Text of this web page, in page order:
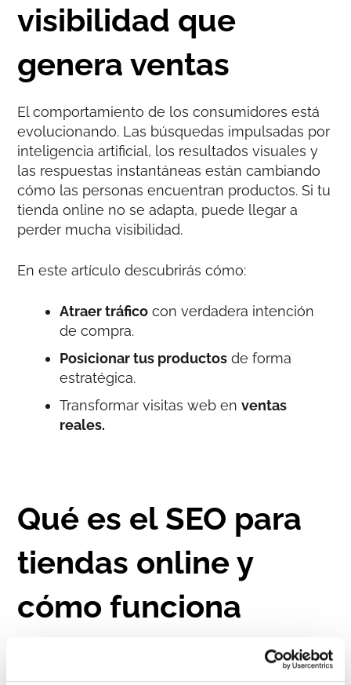
visibilidad que
genera ventas
El comportamiento de los consumidores está
evolucionando. Las búsquedas impulsadas por
inteligencia artificial, los resultados visuales y
las respuestas instantáneas están cambiando
cómo las personas encuentran productos. Si tu
tienda online no se adapta, puede llegar a
perder mucha visibilidad.
En este artículo descubrirás cómo:
Atraer tráfico con verdadera intención
de compra.
Posicionar tus productos de forma
estratégica.
Transformar visitas web enventas
reales.
Qué es el SEO para
tiendas online y
cómo funciona
El SEO para tiendas online (ecommerce)
consiste en optimizar cada parte de tu web